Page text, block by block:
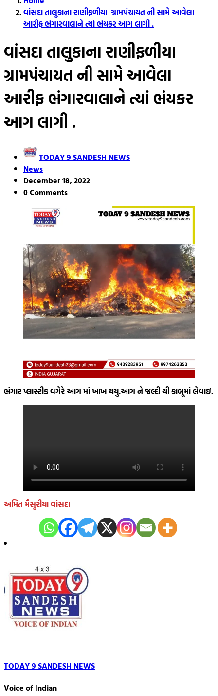
વાંસદા તાલુકાના રાણીફળીયા ગ્રામપંચાયત ની સામે આવેલા
આરીફ ભંગારવાલાને ત્યાં ભંયકર આગ લાગી .
વાંસદા તાલુકાના રાણીફળીયા
ગ્રામપંચાયત ની સામે આવેલા
આરીફ ભંગારવાલાને ત્યાં ભંયકર
આગ લાગી .
TODAY 9 SANDESH NEWS
News
December 18, 2022
0 Comments
ભંગાર પ્લાસ્ટીક વગેરે આગ માં ખાખ થયુ.આગ ને જલ્દી થી કાબૂમાં લેવાઇ.
અમિત મૈસુરીયા વાંસદા
TODAY 9 SANDESH NEWS
Voice of Indian